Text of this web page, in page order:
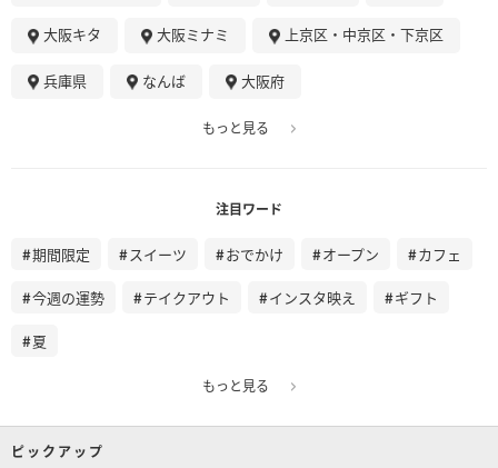
大阪キタ 大阪ミナミ 上京区・中京区・下京区
兵庫県 なんば 大阪府
もっと見る
注目ワード
期間限定 スイーツ おでかけ オープン カフェ
今週の運勢 テイクアウト インスタ映え ギフト
夏
もっと見る
ピックアップ